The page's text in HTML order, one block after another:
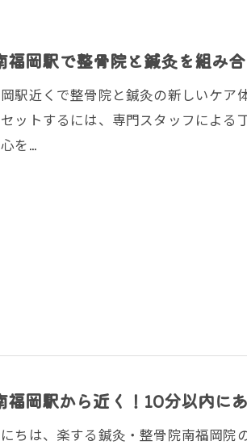
福岡駅で整骨院と鍼灸を組み
駅近くで整骨院と鍼灸の新しいケア
ットするには、専門スタッフによる
を…
福岡駅から近く！10分以内
ちは、楽する鍼灸・整骨院南福岡院